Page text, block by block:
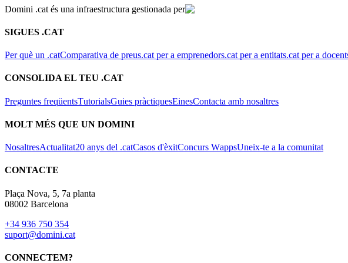
Domini .cat és una infraestructura gestionada per
SIGUES .CAT
Per què un .catComparativa de preus.cat per a emprenedors.cat per a entitats.cat per a
CONSOLIDA EL TEU .CAT
Preguntes freqüentsTutorialsGuies pràctiquesEinesContacta amb nosaltres
MOLT MÉS QUE UN DOMINI
NosaltresActualitat20 anys del .catCasos d'èxitConcurs WappsUneix-te a la comunitat
CONTACTE
Plaça Nova, 5, 7a planta
08002 Barcelona
+34 936 750 354
suport@domini.cat
CONNECTEM?